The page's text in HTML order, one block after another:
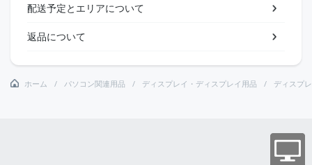
配送予定とエリアについて
返品について
ホーム パソコン関連用品 ディスプレイ・ディスプレイ用品 ディスプ